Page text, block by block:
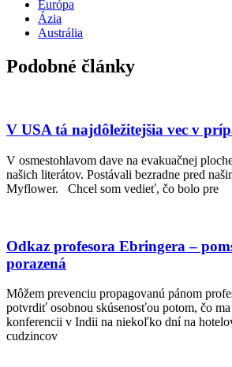
Európa
Ázia
Austrália
Podobné články
V USA tá najdôležitejšia vec v
V osmestohlavom dave na evakuačnej
našich literátov. Postávali bezradne pred
Myflower. Chcel som vedieť, čo bolo pre
Odkaz profesora Ebringera –
porazená
Môžem prevenciu propagovanú pánom
potvrdiť osobnou skúsenosťou potom, čo ma
konferencii v Indii na niekoľko dní na
cudzincov